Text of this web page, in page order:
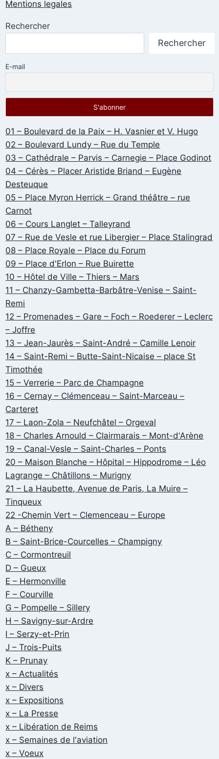
Mentions legales
Rechercher
Rechercher
E-mail
01 – Boulevard de la Paix – H. Vasnier et V. Hugo
02 – Boulevard Lundy – Rue du Temple
03 – Cathédrale – Parvis – Carnegie – Place Godinot
04 – Cérès – Placer Aristide Briand – Eugène
Desteuque
05 – Place Myron Herrick – Grand théâtre – rue
Carnot
06 – Cours Langlet – Talleyrand
07 – Rue de Vesle et rue Libergier – Place Stalingrad
08 – Place Royale – Place du Forum
09 – Place d'Erlon – Rue Buirette
10 – Hôtel de Ville – Thiers – Mars
11 – Chanzy-Gambetta-Barbâtre-Venise – Saint-
Remi
12 – Promenades – Gare – Foch – Roederer – Leclerc
– Joffre
13 – Jean-Jaurès – Saint-André – Camille Lenoir
14 – Saint-Remi – Butte-Saint-Nicaise – place St
Timothée
15 – Verrerie – Parc de Champagne
16 – Cernay – Clémenceau – Saint-Marceau –
Carteret
17 – Laon-Zola – Neufchâtel – Orgeval
18 – Charles Arnould – Clairmarais – Mont-d'Arène
19 – Canal-Vesle – Saint-Charles – Ponts
20 – Maison Blanche – Hôpital – Hippodrome – Léo
Lagrange – Châtillons – Murigny
21 – La Haubette, Avenue de Paris, La Muire –
Tinqueux
22 -Chemin Vert – Clemenceau – Europe
A – Bétheny
B – Saint-Brice-Courcelles – Champigny
C – Cormontreuil
D – Gueux
E – Hermonville
F – Courville
G – Pompelle – Sillery
H – Savigny-sur-Ardre
I – Serzy-et-Prin
J – Trois-Puits
K – Prunay
x – Actualités
x – Divers
x – Expositions
x – La Presse
x – Libération de Reims
x – Semaines de l'aviation
x – Voeux